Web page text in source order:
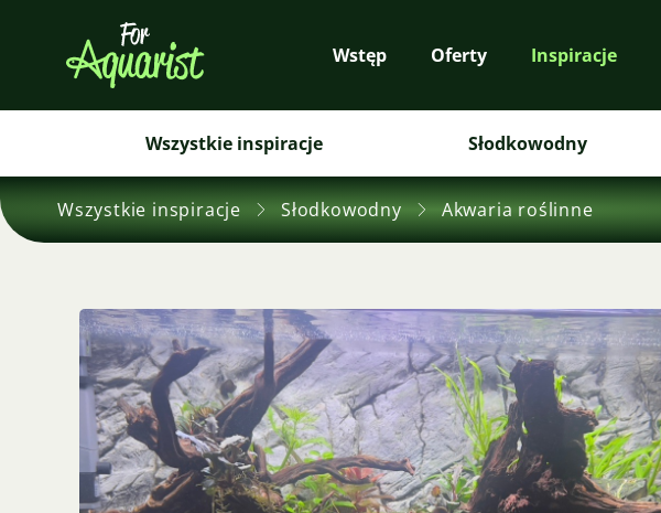
Wstęp Oferty Inspiracje
Wszystkie inspiracje Słodkowodny
Wszystkie inspiracje Słodkowodny Akwaria roślinne